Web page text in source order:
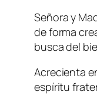
Señora y
de forma
busca del
Acrecienta
espíritu